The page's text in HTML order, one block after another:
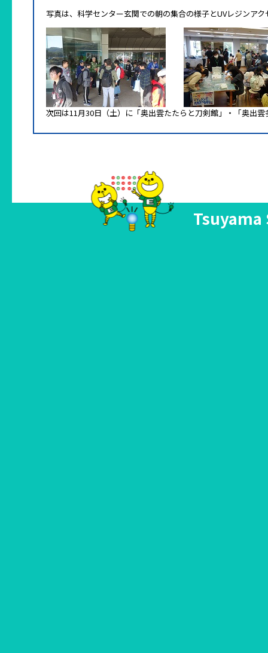
写真は、科学センター玄関での朝の集合の様子とUVレジンア
次回は11月30日（土）に「奥出雲たたらと刀剣館」・「奥出
Tsuyama